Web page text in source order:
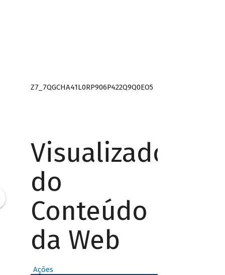
Z7_7QGCHA41L0RP906P422Q9Q0EO5
Visualizador
do
Conteúdo
da Web
Ações